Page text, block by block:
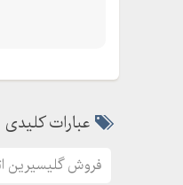
عبارات کلیدی
فروش گلیسیرین